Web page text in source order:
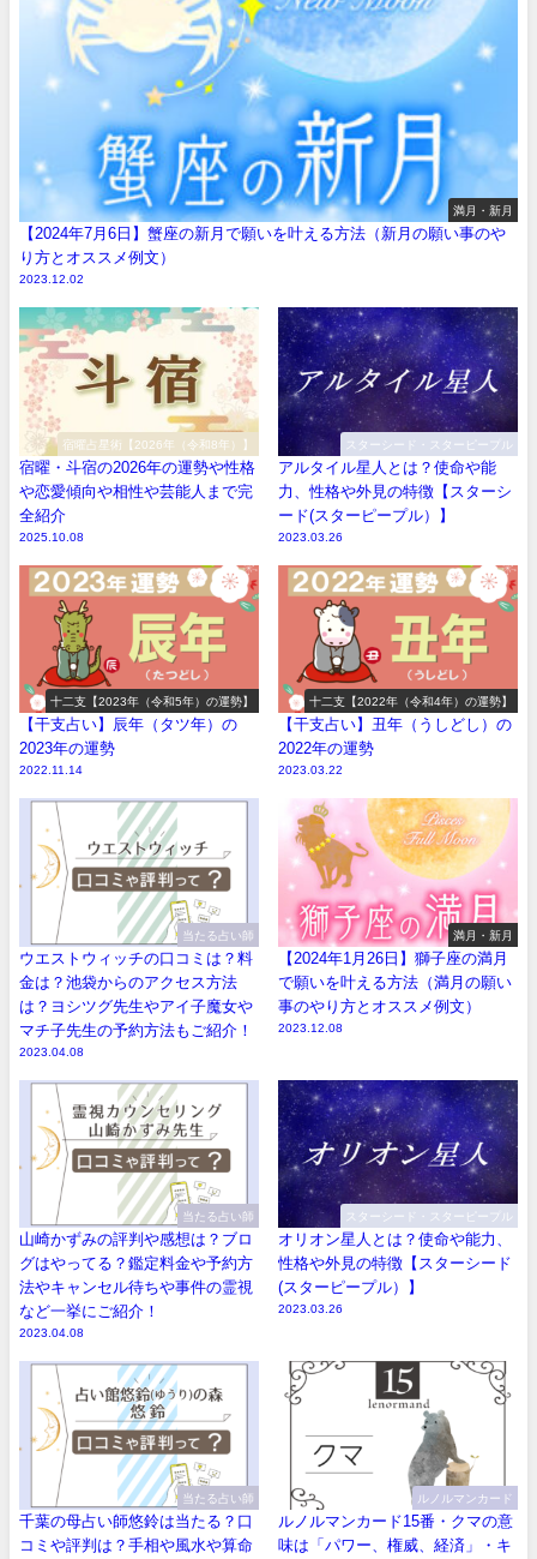
満月・新月
【2024年7月6日】蟹座の新月で願いを叶える方法（新月の願い事のや
り方とオススメ例文）
2023.12.02
宿曜占星術【2026年（令和8年）】
宿曜・斗宿の2026年の運勢や性格
や恋愛傾向や相性や芸能人まで完
全紹介
2025.10.08
スターシード・スターピープル
アルタイル星人とは？使命や能
力、性格や外見の特徴【スターシ
ード(スターピープル）】
2023.03.26
十二支【2023年（令和5年）の運勢】
【干支占い】辰年（タツ年）の
2023年の運勢
2022.11.14
十二支【2022年（令和4年）の運勢】
【干支占い】丑年（うしどし）の
2022年の運勢
2023.03.22
当たる占い師
ウエストウィッチの口コミは？料
金は？池袋からのアクセス方法
は？ヨシツグ先生やアイ子魔女や
マチ子先生の予約方法もご紹介！
2023.04.08
満月・新月
【2024年1月26日】獅子座の満月
で願いを叶える方法（満月の願い
事のやり方とオススメ例文）
2023.12.08
当たる占い師
山崎かずみの評判や感想は？ブロ
グはやってる？鑑定料金や予約方
法やキャンセル待ちや事件の霊視
など一挙にご紹介！
2023.04.08
スターシード・スターピープル
オリオン星人とは？使命や能力、
性格や外見の特徴【スターシード
(スターピープル）】
2023.03.26
当たる占い師
千葉の母占い師悠鈴は当たる？口
コミや評判は？手相や風水や算命
ルノルマンカード
ルノルマンカード15番・クマの意
味は「パワー、権威、経済」・キ